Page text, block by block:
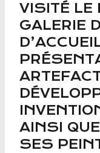
VISITÉ LE
GALERIE
AINSI
SES